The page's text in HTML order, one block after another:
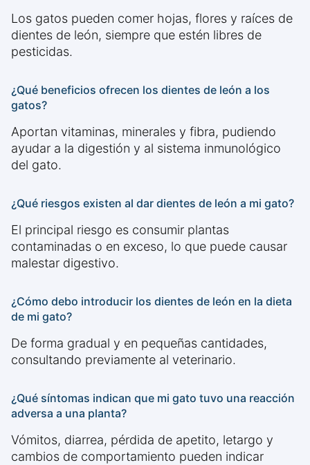
Los gatos pueden comer hojas, flores y raíces de
dientes de león, siempre que estén libres de
pesticidas.
¿Qué beneficios ofrecen los dientes de león a los
gatos?
Aportan vitaminas, minerales y fibra, pudiendo
ayudar a la digestión y al sistema inmunológico
del gato.
¿Qué riesgos existen al dar dientes de león a mi gato?
El principal riesgo es consumir plantas
contaminadas o en exceso, lo que puede causar
malestar digestivo.
¿Cómo debo introducir los dientes de león en la dieta
de mi gato?
De forma gradual y en pequeñas cantidades,
consultando previamente al veterinario.
¿Qué síntomas indican que mi gato tuvo una reacción
adversa a una planta?
Vómitos, diarrea, pérdida de apetito, letargo y
cambios de comportamiento pueden indicar